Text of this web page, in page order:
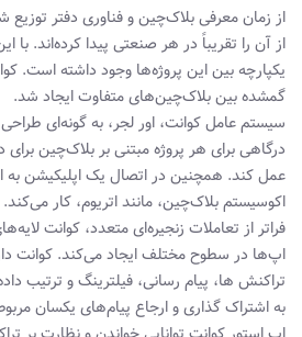
از زمان معرفی بلاک‌چین و فناوری دفتر توزیع
از آن را تقریباً در هر صنعتی پیدا کرده‌اند.
یکپارچه بین این پروژه‌ها وجود داشته است.
گمشده بین بلاک‌چین‌های متفاوت ایجاد شد.
سیستم عامل کوانت، اور لجر، به گونه‌ای
درگاهی برای هر پروژه مبتنی بر بلاک‌چین
عمل کند. همچنین در اتصال یک اپلیکیشن به
اکوسیستم بلاک‌چین، مانند اتریوم، کار می‌کند.
فراتر از تعاملات زنجیره‌ای متعدد، کوانت
اپ‌ها در سطوح مختلف ایجاد می‌کند. کوانت
تراکنش ها، پیام رسانی، فیلترینگ و ترتیب
به اشتراک گذاری و ارجاع پیام‌های یکسان